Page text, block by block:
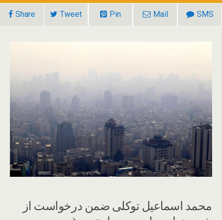
Share Tweet Pin Mail SMS
محمد اسماعیل توکلی ضمن در‌خواست از